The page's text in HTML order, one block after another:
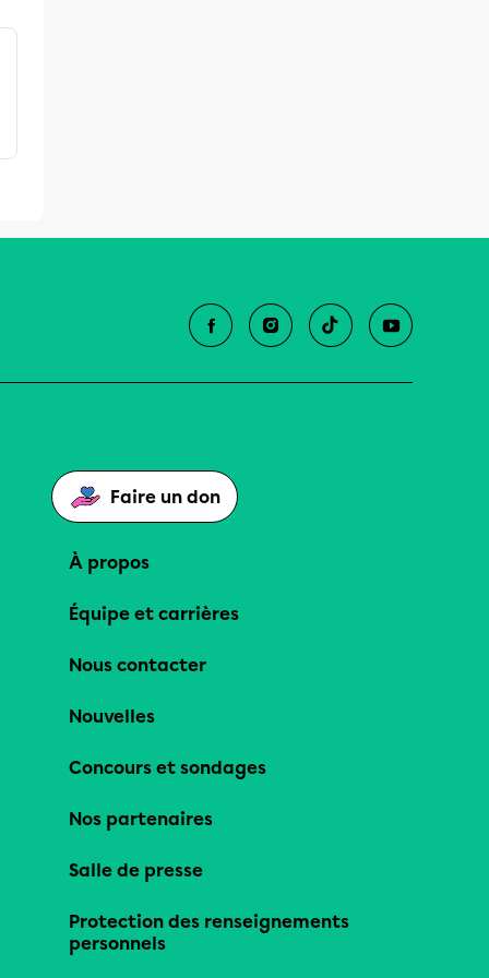
Faire un don
À propos
Équipe et carrières
Nous contacter
Nouvelles
Concours et sondages
Nos partenaires
Salle de presse
Protection des renseignements
personnels